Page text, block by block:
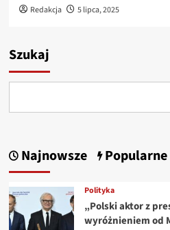
Redakcja 5 lipca, 2025
Szukaj
Najnowsze Popularne
Polityka
„Polski aktor z
wyróżnieniem od